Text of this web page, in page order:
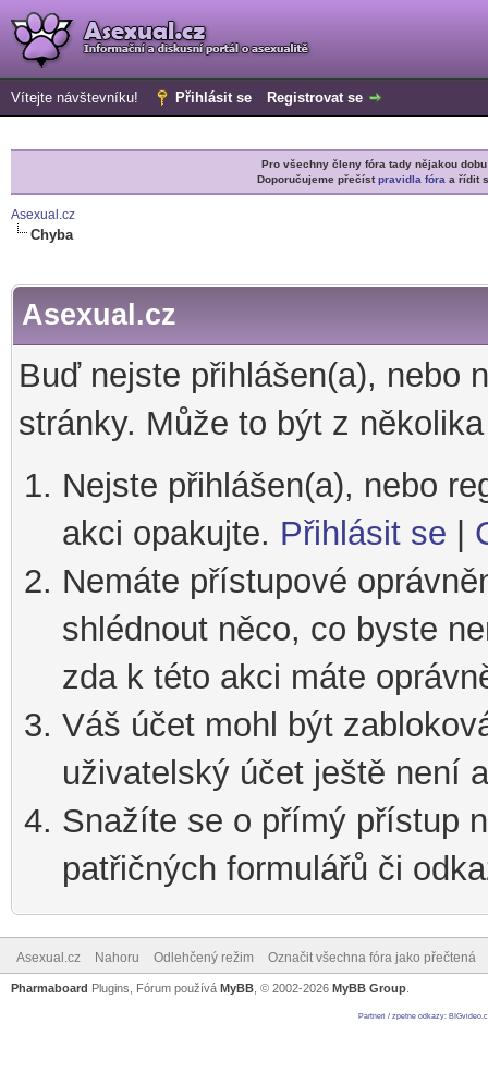
Vítejte návštevníku! Přihlásit se Registrovat se
Pro všechny členy fóra tady nějakou
Doporučujeme přečístpravidla fóra a řídit
Asexual.cz
Chyba
Asexual.cz
Buď nejste přihlášen(a), nebo
stránky. Může to být z
Nejste přihlášen(a), nebo
akci opakujte. Přihlásit se
Nemáte přístupové
shlédnout něco, co byste
zda k této akci máte
Váš účet mohl být
uživatelský účet ještě není
Snažíte se o přímý přístup
patřičných formulářů či
Asexual.cz Nahoru Odlehčený režim Označit všechna fóra jako přečtená
Pharmaboard Plugins, Fórum používá MyBB , © 2002-2026 MyBB Group
Partneri / zpetne odkazy: